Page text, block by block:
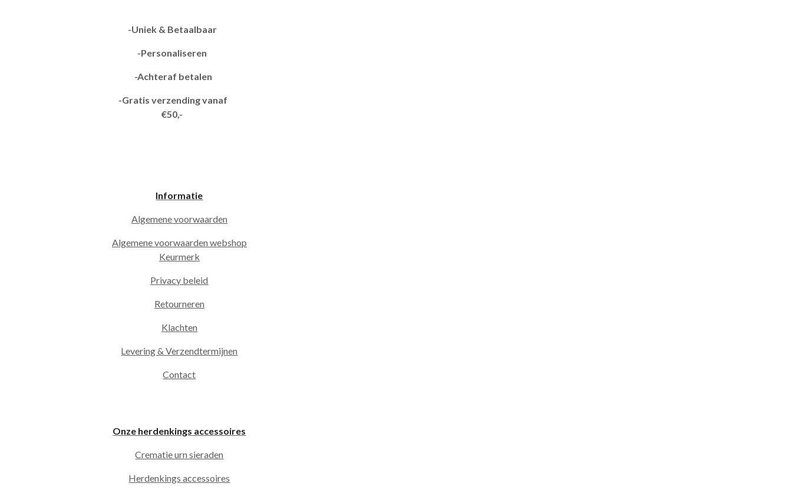
-Uniek & Betaalbaar
-Personaliseren
-Achteraf betalen
-Gratis verzending vanaf
€50,-
Informatie
Algemene voorwaarden
Algemene voorwaarden webshop
Keurmerk
Privacy beleid
Retourneren
Klachten
Levering & Verzendtermijnen
Contact
Onze herdenkings accessoires
Crematie urn sieraden
Herdenkings accessoires